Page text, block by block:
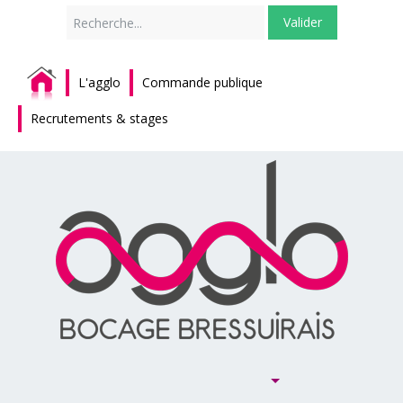
Valider
L'agglo Commande publique
Recrutements & stages